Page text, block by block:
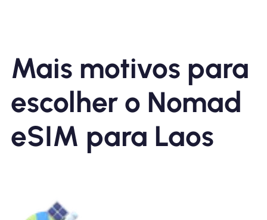
Mais motivos para
escolher o Nomad
eSIM para Laos